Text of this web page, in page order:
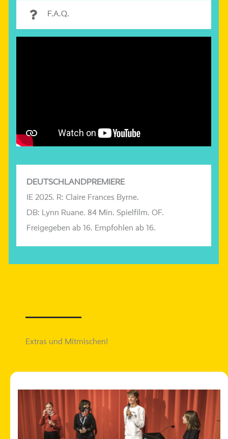
F.A.Q.
DEUTSCHLANDPREMIERE
IE 2025. R: Claire Frances Byrne.
DB: Lynn Ruane. 84 Min. Spielfilm. OF.
Freigegeben ab 16. Empfohlen ab 16.
Extras und Mitmischen!